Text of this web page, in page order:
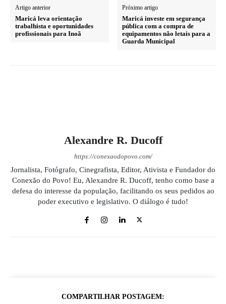
Artigo anterior
Maricá leva orientação
trabalhista e oportunidades
profissionais para Inoã
Próximo artigo
Maricá investe em segurança
pública com a compra de
equipamentos não letais para a
Guarda Municipal
Alexandre R. Ducoff
https://conexaodopovo.com/
Jornalista, Fotógrafo, Cinegrafista, Editor, Ativista e Fundador do
Conexão do Povo! Eu, Alexandre R. Ducoff, tenho como base a
defesa do interesse da população, facilitando os seus pedidos ao
poder executivo e legislativo. O diálogo é tudo!
COMPARTILHAR POSTAGEM: